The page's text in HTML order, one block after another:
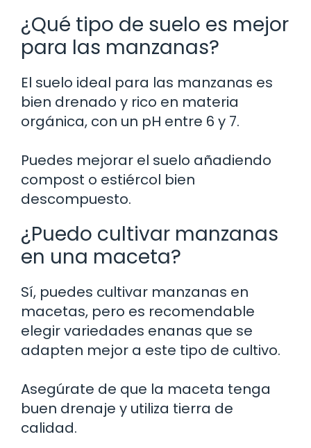
¿Qué tipo de suelo es mejor
para las manzanas?
El suelo ideal para las manzanas es
bien drenado y rico en materia
orgánica, con un pH entre 6 y 7.
Puedes mejorar el suelo añadiendo
compost o estiércol bien
descompuesto.
¿Puedo cultivar manzanas
en una maceta?
Sí, puedes cultivar manzanas en
macetas, pero es recomendable
elegir variedades enanas que se
adapten mejor a este tipo de cultivo.
Asegúrate de que la maceta tenga
buen drenaje y utiliza tierra de
calidad.